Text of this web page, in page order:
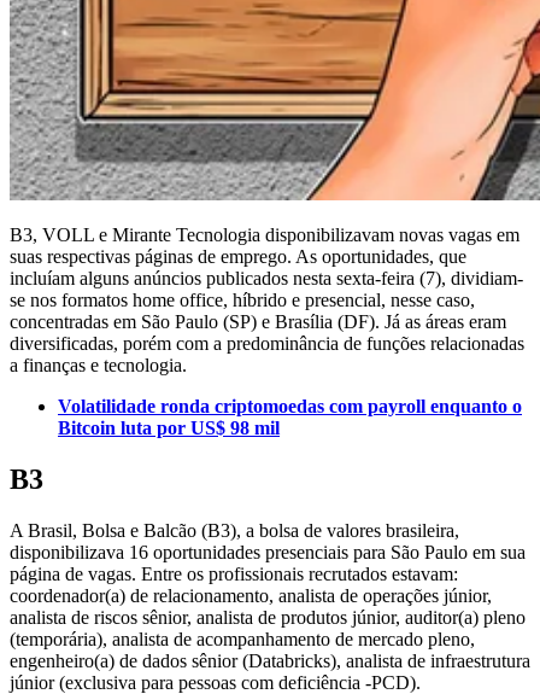
B3, VOLL e Mirante Tecnologia disponibilizavam novas vagas em
suas respectivas páginas de emprego. As oportunidades, que
incluíam alguns anúncios publicados nesta sexta-feira (7), dividiam-
se nos formatos home office, híbrido e presencial, nesse caso,
concentradas em São Paulo (SP) e Brasília (DF). Já as áreas eram
diversificadas, porém com a predominância de funções relacionadas
a finanças e tecnologia.
Volatilidade ronda criptomoedas com payroll enquanto o
Bitcoin luta por US$ 98 mil
B3
A Brasil, Bolsa e Balcão (B3), a bolsa de valores brasileira,
disponibilizava 16 oportunidades presenciais para São Paulo em sua
página de vagas. Entre os profissionais recrutados estavam:
coordenador(a) de relacionamento, analista de operações júnior,
analista de riscos sênior, analista de produtos júnior, auditor(a) pleno
(temporária), analista de acompanhamento de mercado pleno,
engenheiro(a) de dados sênior (Databricks), analista de infraestrutura
júnior (exclusiva para pessoas com deficiência -PCD).